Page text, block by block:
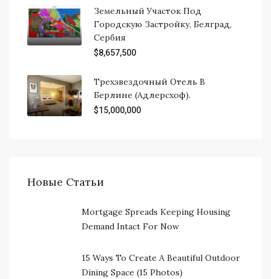
Земельный Участок Под
Городскую Застройку, Белград,
Сербия
$8,657,500
Трехзвездочный Отель В
Берлине (Адлерсхоф).
$15,000,000
Новые Статьи
Mortgage Spreads Keeping Housing
Demand Intact For Now
15 Ways To Create A Beautiful Outdoor
Dining Space (15 Photos)